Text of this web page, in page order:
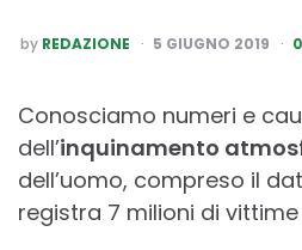
POSTED
BY
by REDAZIONE 5 GIUGNO 2019
Conosciamo numeri e
dell’inquinamento
dell’uomo, compreso il
registra 7 milioni di vittime